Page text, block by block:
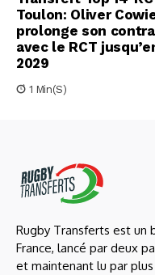
Toulon: Oliver
prolonge son
avec le RCT
2029
1 Min(s)
Rugby Transferts est un
France, lancé par deux
et maintenant lu par